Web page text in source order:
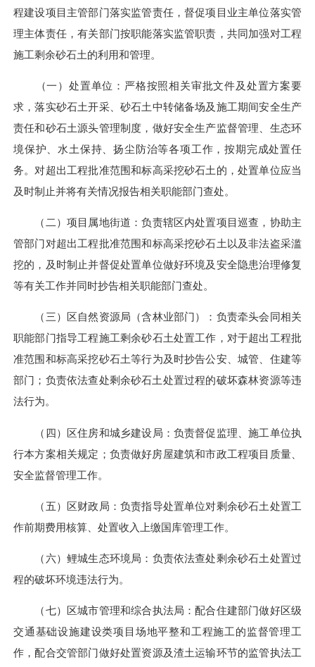
程建设项目主管部门落实监管责任，督促项目业主单位落实管
理主体责任，有关部门按职能落实监管职责，共同加强对工程
施工剩余砂石土的利用和管理。
（一）处置单位：严格按照相关审批文件及处置方案要
求，落实砂石土开采、砂石土中转储备场及施工期间安全生产
责任和砂石土源头管理制度，做好安全生产监督管理、生态环
境保护、水土保持、扬尘防治等各项工作，按期完成处置任
务。对超出工程批准范围和标高采挖砂石土的，处置单位应当
及时制止并将有关情况报告相关职能部门查处。
（二）项目属地街道：负责辖区内处置项目巡查，协助主
管部门对超出工程批准范围和标高采挖砂石土以及非法盗采滥
挖的，及时制止并督促处置单位做好环境及安全隐患治理修复
等有关工作并同时抄告相关职能部门查处。
（三）区自然资源局（含林业部门）：负责牵头会同相关
职能部门指导工程施工剩余砂石土处置工作，对于超出工程批
准范围和标高采挖砂石土等行为及时抄告公安、城管、住建等
部门；负责依法查处剩余砂石土处置过程的破坏森林资源等违
法行为。
（四）区住房和城乡建设局：负责督促监理、施工单位执
行本方案相关规定；负责做好房屋建筑和市政工程项目质量、
安全监督管理工作。
（五）区财政局：负责指导处置单位对剩余砂石土处置工
作前期费用核算、处置收入上缴国库管理工作。
（六）鲤城生态环境局：负责依法查处剩余砂石土处置过
程的破坏环境违法行为。
（七）区城市管理和综合执法局：配合住建部门做好区级
交通基础设施建设类项目场地平整和工程施工的监督管理工
作，配合交管部门做好处置资源及渣土运输环节的监管执法工